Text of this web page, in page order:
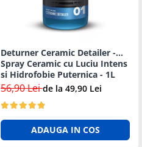
Deturner Ceramic Detailer -
Spray Ceramic cu Luciu Intens
si Hidrofobie Puternica - 1L
56,90 Leide la 49,90 Lei
ADAUGA IN COS